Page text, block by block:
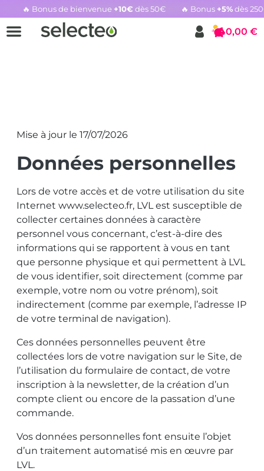
🔥 Bonus de bienvenue +10€ dès 50€ 🔥 Bonus +5%dès
Rachat cartouche vide, voir l'offre promotionnelle
Panier
0,00 €
Mise à jour le 17/07/2026
Données personnelles
Lors de votre accès et de votre utilisation du site
Internet www.selecteo.fr, LVL est susceptible de
collecter certaines données à caractère
personnel vous concernant, c’est-à-dire des
informations qui se rapportent à vous en tant
que personne physique et qui permettent à LVL
de vous identifier, soit directement (comme par
exemple, votre nom ou votre prénom), soit
indirectement (comme par exemple, l’adresse IP
de votre terminal de navigation).
Ces données personnelles peuvent être
collectées lors de votre navigation sur le Site, de
l’utilisation du formulaire de contact, de votre
inscription à la newsletter, de la création d’un
compte client ou encore de la passation d’une
commande.
Vos données personnelles font ensuite l’objet
d’un traitement automatisé mis en œuvre par
LVL.